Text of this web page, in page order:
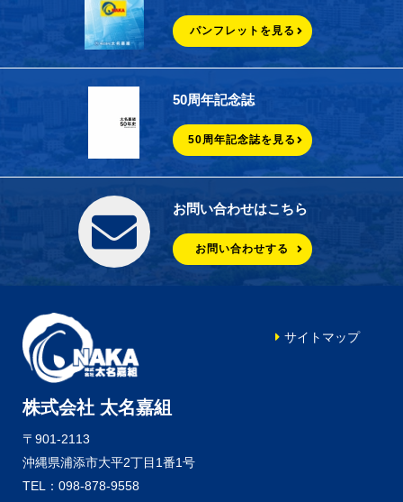
パンフレットを見る
50周年記念誌
50周年記念誌を見る
お問い合わせはこちら
お問い合わせする
株式会社 太名嘉組
〒901-2113
沖縄県浦添市大平2丁目1番1号
TEL：098-878-9558
サイトマップ